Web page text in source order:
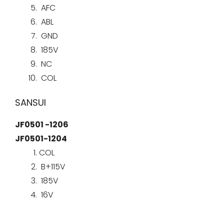
AFC
ABL
GND
185V
NC
COL
SANSUI
JF0501 -1206
JF0501-1204
COL
B+115V
185V
16V